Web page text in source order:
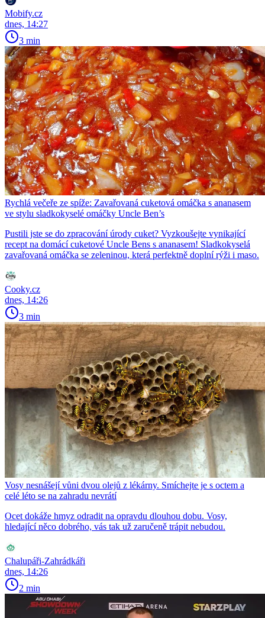
Mobify.cz
dnes, 14:27
3 min
Rychlá večeře ze spíže: Zavařovaná cuketová omáčka s ananasem
ve stylu sladkokyselé omáčky Uncle Ben’s
Pustili jste se do zpracování úrody cuket? Vyzkoušejte vynikající
recept na domácí cuketové Uncle Bens s ananasem! Sladkokyselá
zavařovaná omáčka se zeleninou, která perfektně doplní rýži i maso.
Cooky.cz
dnes, 14:26
3 min
Vosy nesnášejí vůni dvou olejů z lékárny. Smíchejte je s octem a
celé léto se na zahradu nevrátí
Ocet dokáže hmyz odradit na opravdu dlouhou dobu. Vosy,
hledající něco dobrého, vás tak už zaručeně trápit nebudou.
Chalupáři-Zahrádkáři
dnes, 14:26
2 min